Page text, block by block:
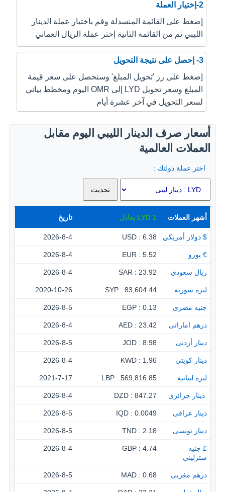
2-إختيار العملة
إضغط على القائمة المنسدلة وقم باختيار عملة الدينار
الليبي ثم من القائمة الثانية إختر عملة الريال العماني
3- إحصل على نتيجة التحويل
إضغط على زر 'تحويل المبلغ' وستحصل على سعر قيمة
المبلغ وسعر تحويل LYD إلى OMR اليوم ومخطط بياني
لسعر التحويل في آخر عشرة أيام
أسعار صرف الدينار الليبي اليوم مقابل
العملات العالمية
اختر عملة دولتك :
أشهر العملات 1
LYD يعادل تاريخ
$ دولار أمريكي 6.38 : USD
2026-8-4
€ يورو 5.52 : EUR
2026-8-4
ريال سعودي 23.92 : SAR
2026-8-4
ليرة سورية 83,604.44 : SYP
2020-10-26
جنيه مصرى 0.13 : EGP
2026-8-5
درهم اماراتى 23.42 : AED
2026-8-4
دينار أردنى 8.98 : JOD
2026-8-5
دينار كويتى 1.96 : KWD
2026-8-4
ليرة لبنانية 569,816.85 : LBP
2021-7-17
‏ دينار جزائرى 847.27 : DZD
2026-8-4
دينار عراقى 0.0049 : IQD
2026-8-5
دينار تونسى 2.18 : TND
2026-8-5
£ جنيه
سترليني
4.74 : GBP
2026-8-4
درهم مغربى 0.68 : MAD
2026-8-5